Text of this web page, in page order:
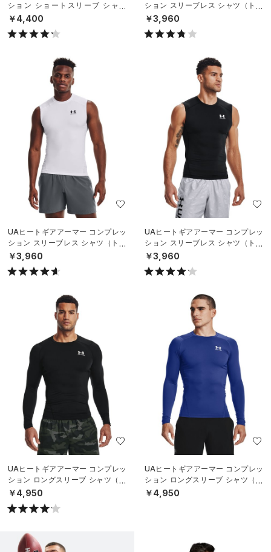
ション ショートスリーブ シャツ
（トレーニング/MEN）
￥4,400
ション スリーブレス シャツ（トレ
ーニング/MEN）
￥3,960
UAヒートギアアーマー コンプレッ
ション スリーブレス シャツ（トレ
ーニング/MEN）
￥3,960
UAヒートギアアーマー コンプレッ
ション スリーブレス シャツ（トレ
ーニング/MEN）
￥3,960
UAヒートギアアーマー コンプレッ
ション ロングスリーブ シャツ（ト
レーニング/MEN）
￥4,950
UAヒートギアアーマー コンプレッ
ション ロングスリーブ シャツ（ト
レーニング/MEN）
￥4,950